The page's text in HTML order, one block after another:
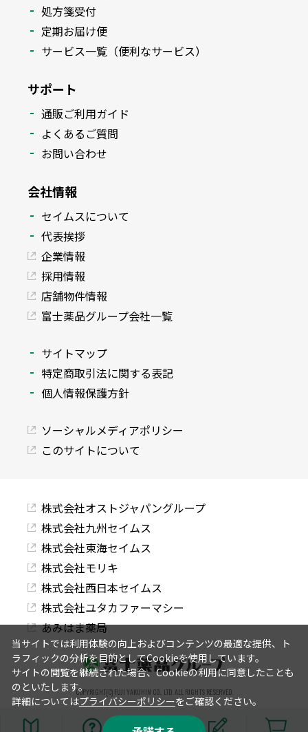
処方箋受付
定期お届け便
サービス一覧（便利なサービス）
サポート
通販ご利用ガイド
よくあるご質問
お問い合わせ
会社情報
セイムスについて
代表挨拶
企業情報
採用情報
店舗物件情報
富士薬品グループ会社一覧
サイトマップ
特定商取引法に関する表記
個人情報保護方針
ソーシャルメディアポリシー
このサイトについて
株式会社オストジャパングループ
株式会社九州セイムス
株式会社東海セイムス
株式会社モリキ
株式会社西日本セイムス
株式会社ユタカファーマシー
あみはま薬局
COPYRIGHT(C) FUJI YAKUHIN CO., LTD. ALL RIGHTS RESERVED.
当サイトでは利用体験の向上およびコンテンツの最適な提供、ト
ラフィックの分析を目的としてCookieを使用しています。
サイトの閲覧を継続された場合、Cookieの利用に同意したことも
のといたします。
詳細についてはプライバシーポリシーをご確認ください。